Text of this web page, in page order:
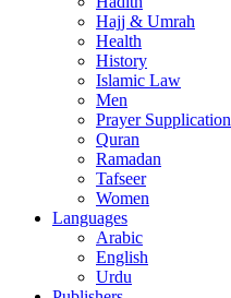
Hajj & Umrah
Health
History
Islamic Law
Men
Prayer Supplication
Quran
Ramadan
Tafseer
Women
Languages
Arabic
English
Urdu